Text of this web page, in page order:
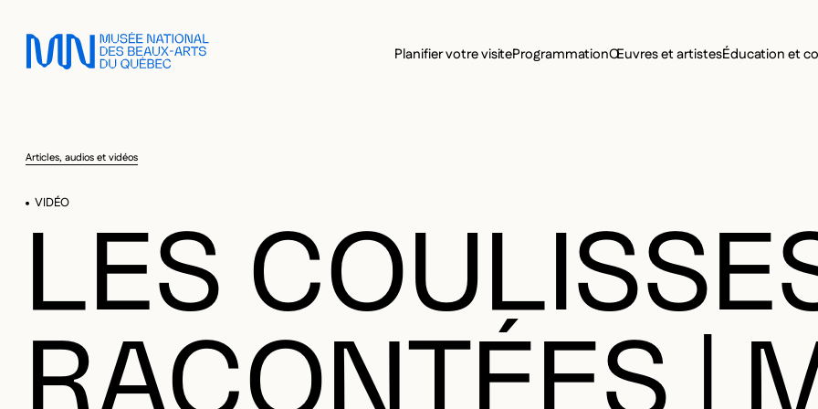
MENU
Planifier votre visiteProgrammationŒuvres et artistesÉducation et
MENU
Articles, audios et vidéos
VIDÉO
LES
RACONTÉES |